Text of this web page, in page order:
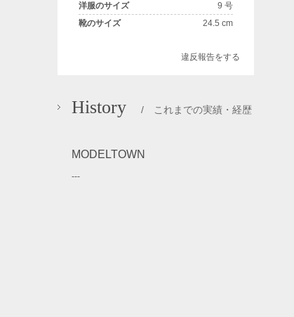
洋服のサイズ
9 号
靴のサイズ
24.5 cm
違反報告をする
History / これまでの実績・経歴
MODELTOWN
---